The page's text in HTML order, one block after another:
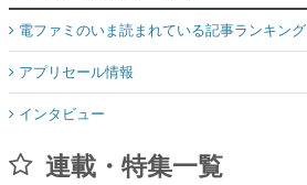
電ファミのいま読まれている記事ランキング
アプリセール情報
インタビュー
連載・特集一覧